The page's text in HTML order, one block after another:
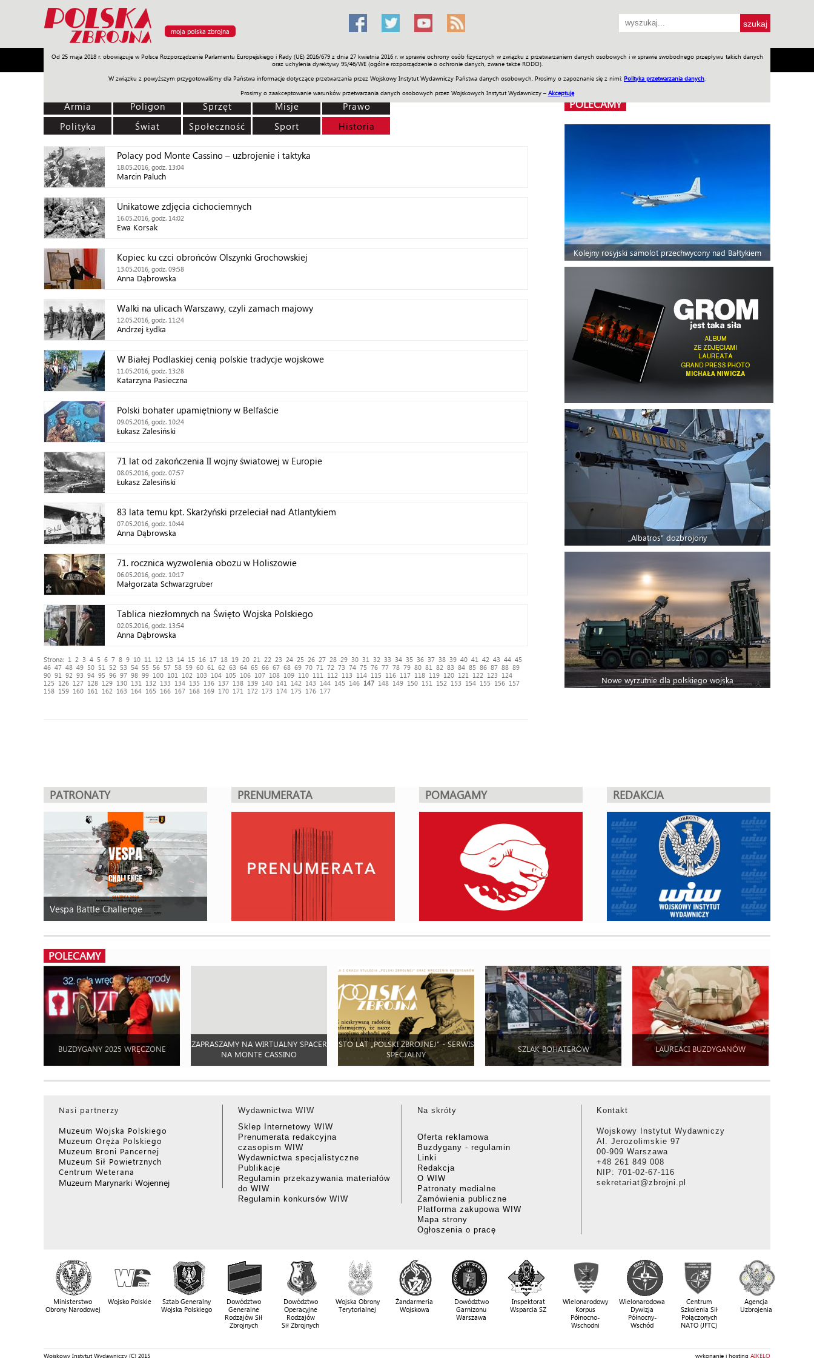
moja polska zbrojna
Od 25 maja 2018 r. obowiązuje w Polsce Rozporządzenie Parlamentu Europejskiego i Rady (UE) 2016/679 z dnia 27 kwietnia 2016 r. w sprawie ochrony osób fizycznych w związku z przetwarzaniem danych osobowych i w sprawie swobodnego przepływu takich danych
oraz uchylenia dyrektywy 95/46/WE (ogólne rozporządzenie o ochronie danych, zwane także RODO).
W związku z powyższym przygotowaliśmy dla Państwa informacje dotyczące przetwarzania przez Wojskowy Instytut Wydawniczy Państwa danych osobowych. Prosimy o zapoznanie się z nimi: Polityka przetwarzania danych
Prosimy o zaakceptowanie warunków przetwarzania danych osobowych przez Wojskowych Instytut Wydawniczy – Akceptuję
Armia Poligon Sprzęt Misje Polityka Prawo Świat Społeczność Sport Historia Galerie Wideo ENGLISH SKLEP Jednodniówki Praca w WIW
Armia Poligon Sprzęt Misje
Prawo
Polityka
Świat Społeczność Sport Historia
Polacy pod Monte Cassino – uzbrojenie i taktyka
18.05.2016, godz. 13:04
Marcin Paluch
Unikatowe zdjęcia cichociemnych
16.05.2016, godz. 14:02
Ewa Korsak
Kopiec ku czci obrońców Olszynki Grochowskiej
13.05.2016, godz. 09:58
Anna Dąbrowska
Walki na ulicach Warszawy, czyli zamach majowy
12.05.2016, godz. 11:24
Andrzej Łydka
W Białej Podlaskiej cenią polskie tradycje wojskowe
11.05.2016, godz. 13:28
Katarzyna Pasieczna
Polski bohater upamiętniony w Belfaście
09.05.2016, godz. 10:24
Łukasz Zalesiński
71 lat od zakończenia II wojny światowej w Europie
08.05.2016, godz. 07:57
Łukasz Zalesiński
83 lata temu kpt. Skarżyński przeleciał nad Atlantykiem
07.05.2016, godz. 10:44
Anna Dąbrowska
71. rocznica wyzwolenia obozu w Holiszowie
06.05.2016, godz. 10:17
Małgorzata Schwarzgruber
Tablica niezłomnych na Święto Wojska Polskiego
02.05.2016, godz. 13:54
Anna Dąbrowska
Strona: 1 2 3 4 5 6 7 8 9 10 11 12 13 14 15 16 17 18 19 20 21 22 23 24 25 26 27 28 29 30 31 32 33 34 35 36 37 38 39 40 41 42 43 44 45
46 47 48 49 50 51 52 53 54 55 56 57 58 59 60 61 62 63 64 65 66 67 68 69 70 71 72 73 74 75 76 77 78 79 80 81 82 83 84 85 86 87 88 89
90 91 92 93 94 95 96 97 98 99 100 101 102 103 104 105 106 107 108 109 110 111 112 113 114 115 116 117 118 119 120 121 122 123
124
125
126 127 128 129 130 131 132 133 134 135 136 137 138 139 140 141 142 143 144 145 146 147 148 149 150 151 152 153 154 155 156 157
158 159 160 161 162 163 164 165 166 167 168 169 170 171 172 173 174 175 176 177
POLECAMY
Kolejny rosyjski samolot przechwycony nad Bałtykiem
„Albatros” dozbrojony
Nowe wyrzutnie dla polskiego wojska
PATRONATY
Vespa Battle Challenge
PRENUMERATA POMAGAMY REDAKCJA
POLECAMY
BUZDYGANY 2025 WRĘCZONE
ZAPRASZAMY NA WIRTUALNY SPACER
NA MONTE CASSINO
STO LAT „POLSKI ZBROJNEJ” - SERWIS
SPECJALNY
SZLAK BOHATERÓW LAUREACI BUZDYGANÓW
Nasi partnerzy
Muzeum Wojska Polskiego
Muzeum Oręża Polskiego
Muzeum Broni Pancernej
Muzeum Sił Powietrznych
Centrum Weterana
Muzeum Marynarki Wojennej
Wydawnictwa WIW
Sklep Internetowy WIW
Prenumerata redakcyjna
czasopism WIW
Wydawnictwa specjalistyczne
Publikacje
Regulamin przekazywania materiałów
do WIW
Regulamin konkursów WIW
Na skróty
Oferta reklamowa
Buzdygany - regulamin
Linki
Redakcja
O WIW
Patronaty medialne
Zamówienia publiczne
Platforma zakupowa WIW
Mapa strony
Ogłoszenia o pracę
Kontakt
Wojskowy Instytut Wydawniczy
Al. Jerozolimskie 97
00-909 Warszawa
+48 261 849 008
NIP: 701-02-67-116
sekretariat@zbrojni.pl
Ministerstwo
Obrony Narodowej
Wojsko Polskie
Sztab Generalny
Wojska Polskiego
Dowództwo
Generalne
Rodzajów Sił
Zbrojnych
Dowództwo
Operacyjne
Rodzajów
Sił Zbrojnych
Wojska Obrony
Terytorialnej
Żandarmeria
Wojskowa
Dowództwo
Garnizonu
Warszawa
Inspektorat
Wsparcia SZ
Wielonarodowy
Korpus
Północno-
Wschodni
Wielonarodowa
Dywizja
Północny-
Wschód
Centrum
Szkolenia Sił
Połączonych
NATO (JFTC)
Agencja
Uzbrojenia
Wojskowy Instytut Wydawniczy (C) 2015 wykonanie i hosting AIKELO